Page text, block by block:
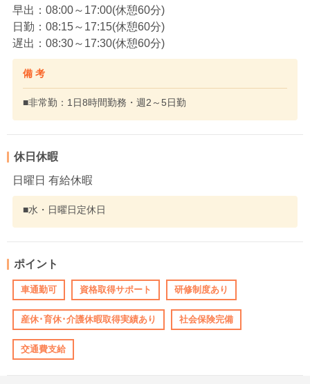
早出：08:00～17:00(休憩60分)
日勤：08:15～17:15(休憩60分)
遅出：08:30～17:30(休憩60分)
備 考
■非常勤：1日8時間勤務・週2～5日勤
休日休暇
日曜日 有給休暇
■水・日曜日定休日
ポイント
車通勤可 資格取得サポート 研修制度あり
産休･育休･介護休暇取得実績あり 社会保険完備
交通費支給